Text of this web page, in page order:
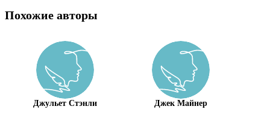
Похожие авторы
Джульет Стэнли Джек Майнер